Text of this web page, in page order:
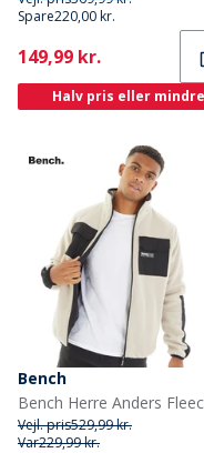
Spare220,00 kr.
Current
149,99 kr.
Halv pris eller mindre
Bench
Vejl. pris529,99 kr.
Var229,99 kr.